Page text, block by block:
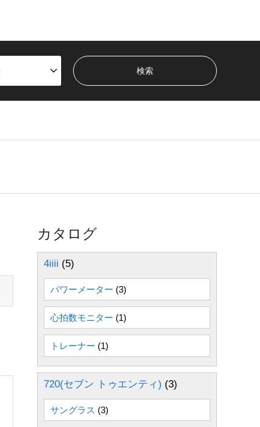
カタログ
4iiii (5)
パワーメーター (3)
心拍数モニター (1)
トレーナー (1)
720(セブン トゥエンティ) (3)
サングラス (3)